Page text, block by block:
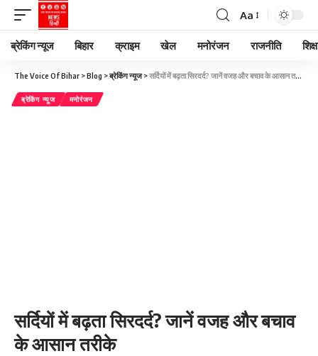
Aa
ब्रेकिंग न्यूज बिहार क्राइम खेल मनोरंजन राजनीति
The Voice Of Bihar >Blog >ब्रेकिंग न्यूज>सर्दियों में बढ़ता सिरदर्द? जानें वजह और बचाव के आसान तरीके
ब्रेकिंग न्यूज मनोरंजन
सर्दियों में बढ़ता सिरदर्द? जानें वजह और बचाव
के आसान तरीके